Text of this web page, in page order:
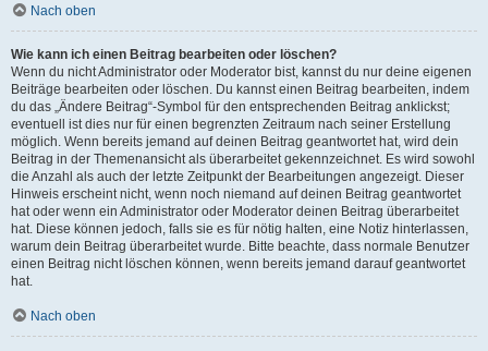
Nach oben
Wie kann ich einen Beitrag bearbeiten oder löschen?
Wenn du nicht Administrator oder Moderator bist, kannst du nur deine eigenen
Beiträge bearbeiten oder löschen. Du kannst einen Beitrag bearbeiten, indem
du das „Ändere Beitrag“-Symbol für den entsprechenden Beitrag anklickst;
eventuell ist dies nur für einen begrenzten Zeitraum nach seiner Erstellung
möglich. Wenn bereits jemand auf deinen Beitrag geantwortet hat, wird dein
Beitrag in der Themenansicht als überarbeitet gekennzeichnet. Es wird sowohl
die Anzahl als auch der letzte Zeitpunkt der Bearbeitungen angezeigt. Dieser
Hinweis erscheint nicht, wenn noch niemand auf deinen Beitrag geantwortet
hat oder wenn ein Administrator oder Moderator deinen Beitrag überarbeitet
hat. Diese können jedoch, falls sie es für nötig halten, eine Notiz hinterlassen,
warum dein Beitrag überarbeitet wurde. Bitte beachte, dass normale Benutzer
einen Beitrag nicht löschen können, wenn bereits jemand darauf geantwortet
hat.
Nach oben